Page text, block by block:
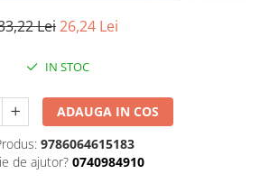
/ Interviuri
Lei26,24 Lei
IN STOC
ADAUGA IN COS
9786064615183
de ajutor? 0740984910